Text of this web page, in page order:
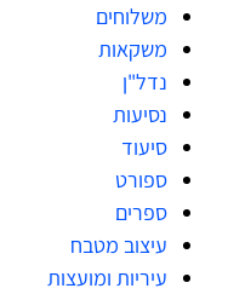
משלוחים
משקאות
נדל"ן
נסיעות
סיעוד
ספורט
ספרים
עיצוב מטבח
עיריות ומועצות